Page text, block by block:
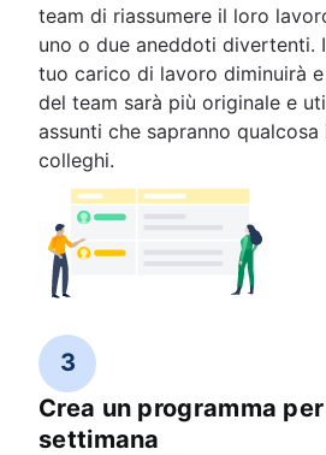
team di riassumere il loro
uno o due aneddoti divertenti.
tuo carico di lavoro diminuirà
del team sarà più originale e
assunti che sapranno
colleghi.
3
Crea un programma
settimana